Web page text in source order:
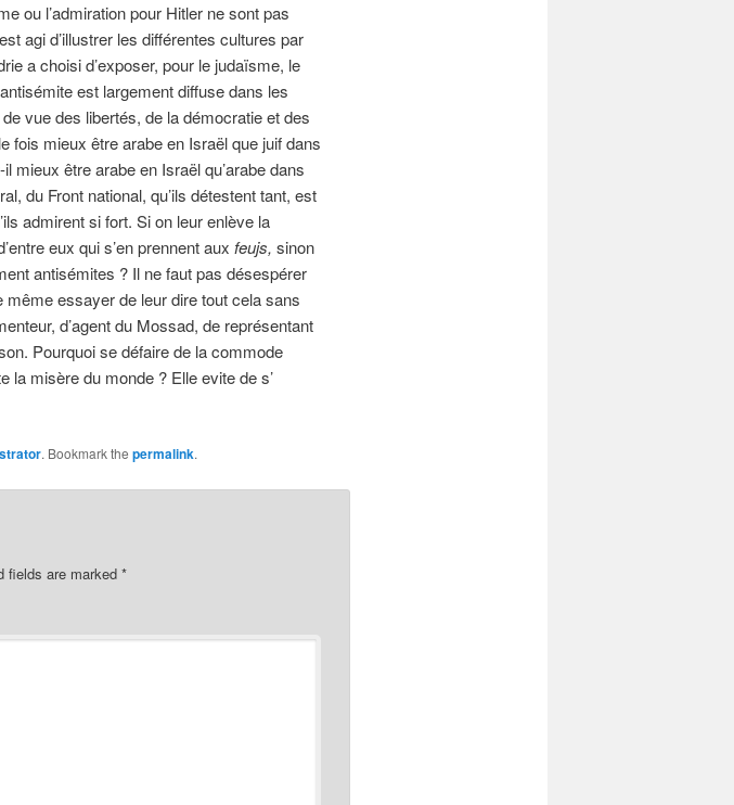
ou l’admiration pour Hitler ne sont pas
agi d’illustrer les différentes cultures par
a choisi d’exposer, pour le judaïsme, le
antisémite est largement diffuse dans les
vue des libertés, de la démocratie et des
fois mieux être arabe en Israël que juif dans
mieux être arabe en Israël qu’arabe dans
du Front national, qu’ils détestent tant, est
admirent si fort. Si on leur enlève la
eux qui s’en prennent aux feujs, sinon
antisémites ? Il ne faut pas désespérer
essayer de leur dire tout cela sans
d’agent du Mossad, de représentant
Pourquoi se défaire de la commode
la misère du monde ? Elle evite de s’
. Bookmark the permalink.
fields are marked *